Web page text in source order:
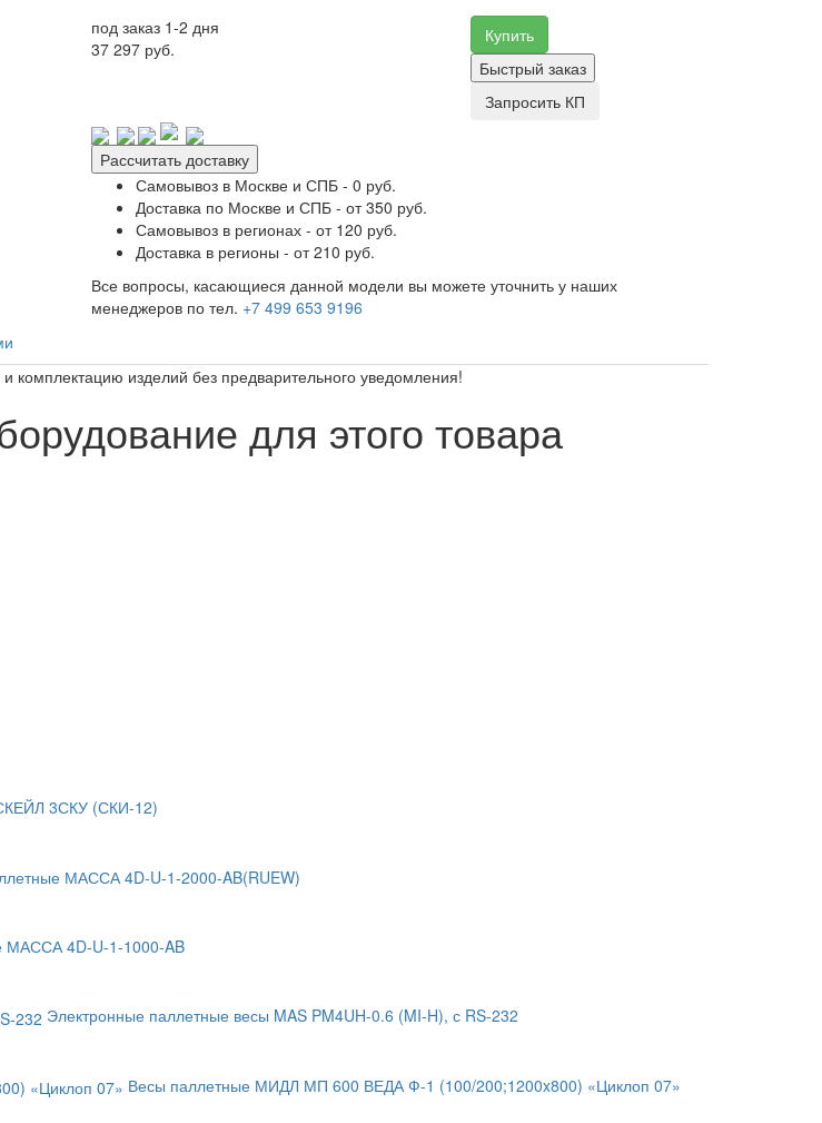
под заказ 1-2 дня
37 297 руб.
Купить
Быстрый заказ
Запросить КП
Рассчитать доставку
Самовывоз в Москве и СПБ - 0 руб.
Доставка по Москве и СПБ - от 350 руб.
Самовывоз в регионах - от 120 руб.
Доставка в регионы - от 210 руб.
Все вопросы, касающиеся данной модели вы можете уточнить у наших
менеджеров по тел. +7 499 653 9196
комплектацию изделий без предварительного уведомления!
для этого товара
3СКУ (СКИ-12)
МАССА 4D-U-1-2000-AB(RUEW)
МАССА 4D-U-1-1000-AB
Электронные паллетные весы MAS PM4UH-0.6 (MI-H), с RS-232
Весы паллетные МИДЛ МП 600 ВЕДА Ф-1 (100/200;1200x800) «Циклоп 07»